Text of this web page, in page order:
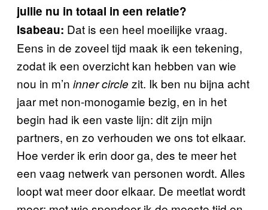
jullie nu in totaal in een relatie?
Isabeau: Dat is een heel moeilijke vraag.
Eens in de zoveel tijd maak ik een tekening,
zodat ik een overzicht kan hebben van wie
nou in m’n inner circle zit. Ik ben nu bijna acht
jaar met non-monogamie bezig, en in het
begin had ik een vaste lijn: dit zijn mijn
partners, en zo verhouden we ons tot elkaar.
Hoe verder ik erin door ga, des te meer het
een vaag netwerk van personen wordt. Alles
loopt wat meer door elkaar. De meetlat wordt